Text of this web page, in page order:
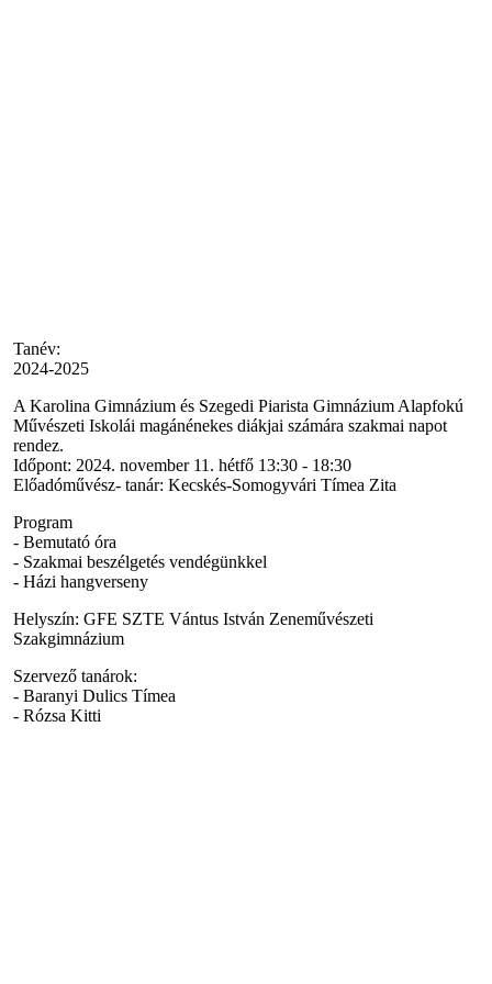
Tanév:
2024-2025
A Karolina Gimnázium és Szegedi Piarista Gimnázium Alapfokú
Művészeti Iskolái magánénekes diákjai számára szakmai napot
rendez.
Időpont: 2024. november 11. hétfő 13:30 - 18:30
Előadóművész- tanár: Kecskés-Somogyvári Tímea Zita
Program
- Bemutató óra
- Szakmai beszélgetés vendégünkkel
- Házi hangverseny
Helyszín: GFE SZTE Vántus István Zeneművészeti
Szakgimnázium
Szervező tanárok:
- Baranyi Dulics Tímea
- Rózsa Kitti